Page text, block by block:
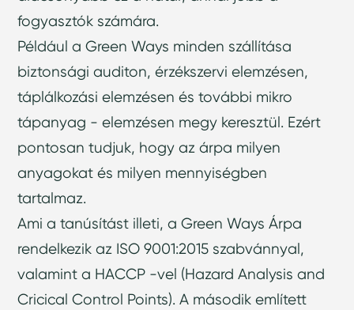
fogyasztók számára.
Például a Green Ways minden szállítása
biztonsági auditon, érzékszervi elemzésen,
táplálkozási elemzésen és további mikro
tápanyag - elemzésen megy keresztül. Ezért
pontosan tudjuk, hogy az árpa milyen
anyagokat és milyen mennyiségben
tartalmaz.
Ami a tanúsítást illeti, a Green Ways Árpa
rendelkezik az ISO 9001:2015 szabvánnyal,
valamint a HACCP -vel (Hazard Analysis and
Cricical Control Points). A második említett